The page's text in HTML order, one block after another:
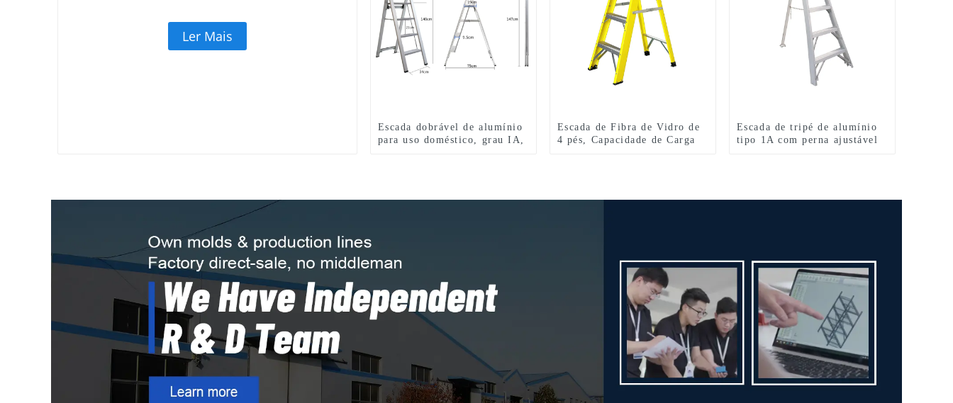
Ler Mais
Escada dobrável de alumínio
para uso doméstico, grau IA,
Escada de Fibra de Vidro de
4 pés, Capacidade de Carga
Escada de tripé de alumínio
tipo 1A com perna ajustável